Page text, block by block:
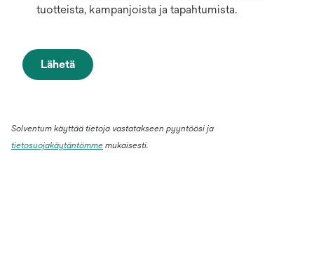
tuotteista, kampanjoista ja tapahtumista.
Lähetä
Solventum käyttää tietoja vastatakseen pyyntöösi ja
tietosuojakäytäntömme mukaisesti.